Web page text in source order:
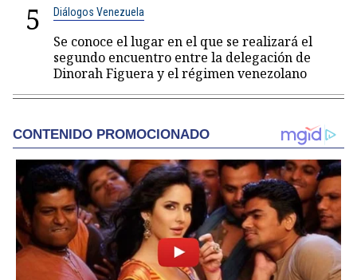
5 Diálogos Venezuela
Se conoce el lugar en el que se realizará el
segundo encuentro entre la delegación de
Dinorah Figuera y el régimen venezolano